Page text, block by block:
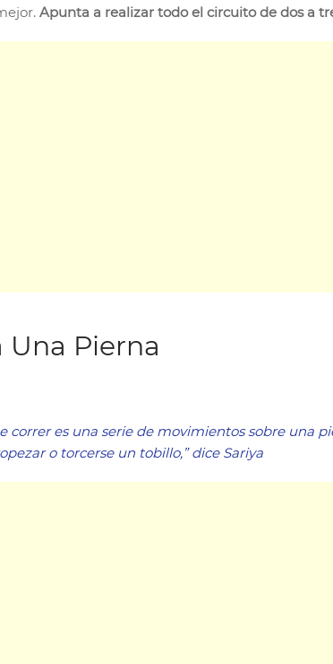
Apunta a realizar todo el circuito de dos a
Pierna
correr es una serie de movimientos sobre una
o torcerse un tobillo,” dice Sariya